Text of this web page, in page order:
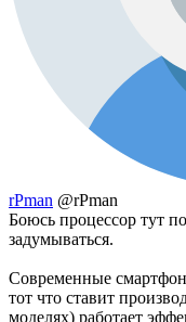
rPman @rPman
Боюсь процессор тут
задумываться.
Современные
тот что ставит
моделях) работает